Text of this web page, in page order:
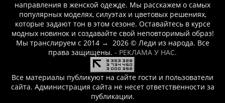
направления в женской одежде. Мы расскажем о самых
популярных моделях, силуэтах и цветовых решениях,
которые задают тон в этом сезоне. Оставайтесь в курсе
модных новинок и создавайте свой неповторимый образ!
Мы транслируем с 2014→ 2026© Леди из народа. Все
права защищены. - РЕКЛАМА У НАС.
Все материалы публикуют на сайте гости и пользователи
сайта. Администрация сайта не несет ответственности за
публикации.